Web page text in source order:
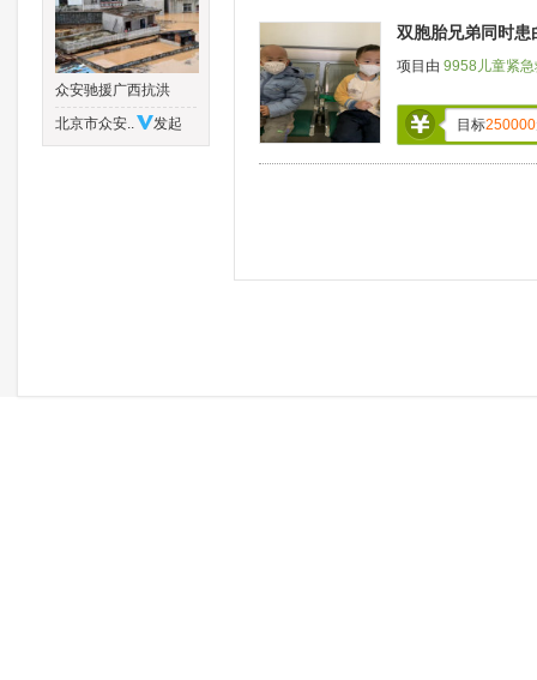
众安驰援广西抗洪
北京市众安..
发起
双胞胎兄弟同时患
项目由 9958儿童紧
目标250000